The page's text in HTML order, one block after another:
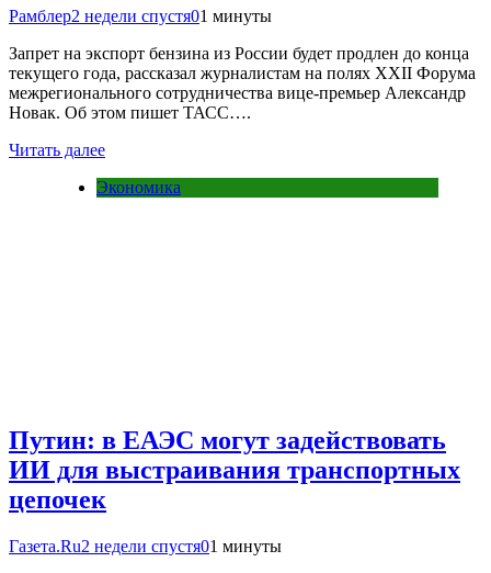
Рамблер2 недели спустя01 минуты
Запрет на экспорт бензина из России будет продлен до конца
текущего года, рассказал журналистам на полях XXII Форума
межрегионального сотрудничества вице-премьер Александр
Новак. Об этом пишет ТАСС….
Читать далее
Экономика
Путин: в ЕАЭС могут задействовать
ИИ для выстраивания транспортных
цепочек
Газета.Ru2 недели спустя01 минуты